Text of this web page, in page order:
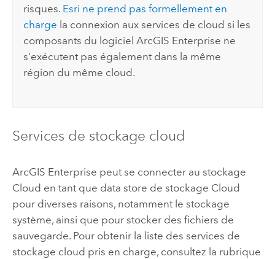
risques. Esri ne prend pas formellement en
charge la connexion aux services de cloud si les
composants du logicielArcGIS Enterprise ne
s'exécutent pas également dans la même
région du même cloud.
Services de stockage cloud
ArcGIS Enterprise peut se connecter au stockage
Cloud en tant que data store de stockage Cloud
pour diverses raisons, notamment le stockage
système, ainsi que pour stocker des fichiers de
sauvegarde. Pour obtenir la liste des services de
stockage cloud pris en charge, consultez la rubrique